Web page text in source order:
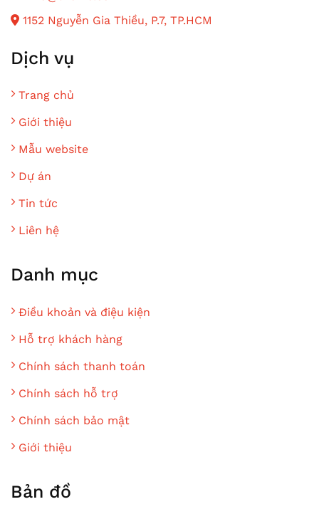
1152 Nguyễn Gia Thiều, P.7, TP.HCM
Dịch vụ
Trang chủ
Giới thiệu
Mẫu website
Dự án
Tin tức
Liên hệ
Danh mục
Điều khoản và điệu kiện
Hỗ trợ khách hàng
Chính sách thanh toán
Chính sách hỗ trợ
Chính sách bảo mật
Giới thiệu
Bản đồ